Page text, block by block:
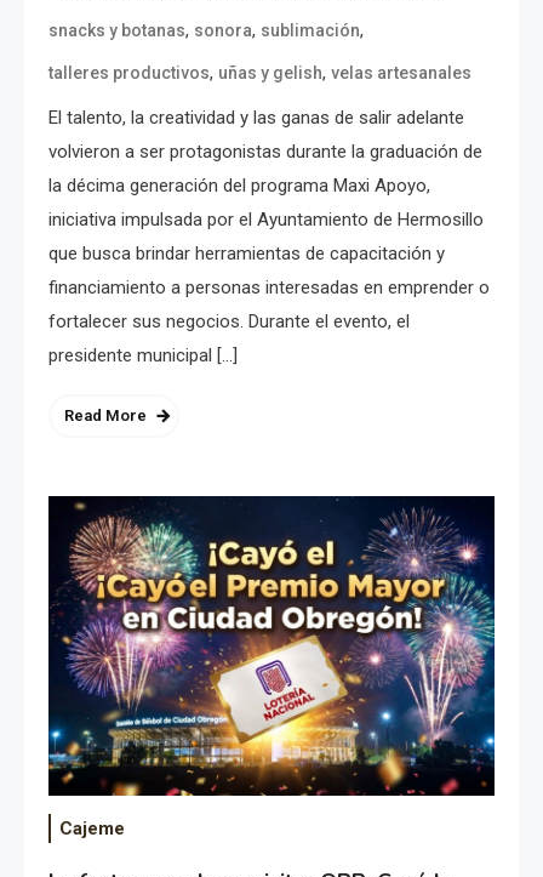
snacks y botanas, sonora, sublimación,
talleres productivos, uñas y gelish, velas artesanales
El talento, la creatividad y las ganas de salir adelante
volvieron a ser protagonistas durante la graduación de
la décima generación del programa Maxi Apoyo,
iniciativa impulsada por el Ayuntamiento de Hermosillo
que busca brindar herramientas de capacitación y
financiamiento a personas interesadas en emprender o
fortalecer sus negocios. Durante el evento, el
presidente municipal […]
Read More
Cajeme